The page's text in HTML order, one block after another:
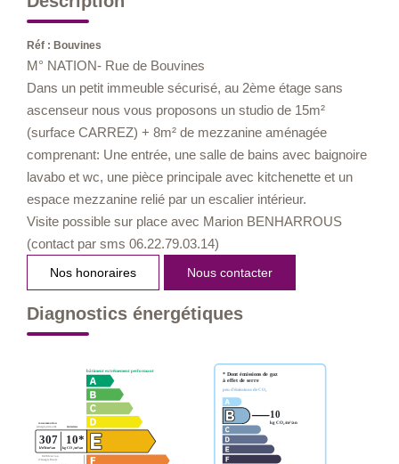
Réf : Bouvines
M° NATION- Rue de Bouvines
Dans un petit immeuble sécurisé, au 2ème étage sans
ascenseur nous vous proposons un studio de 15m²
(surface CARREZ) + 8m² de mezzanine aménagée
comprenant: Une entrée, une salle de bains avec baignoire
lavabo et wc, une pièce principale avec kitchenette et un
espace mezzanine relié par un escalier intérieur.
Visite possible sur place avec Marion BENHARROUS
(contact par sms 06.22.79.03.14)
Nos honoraires Nous contacter
Diagnostics énergétiques